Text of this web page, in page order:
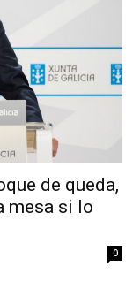
de queda,
mesa si lo
0